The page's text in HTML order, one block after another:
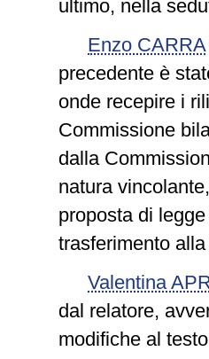
ultimo, nella
Enzo CARRA
precedente è
onde recepire i
Commissione
dalla
natura
proposta di
trasferimento
Valentina
dal relatore,
modifiche al